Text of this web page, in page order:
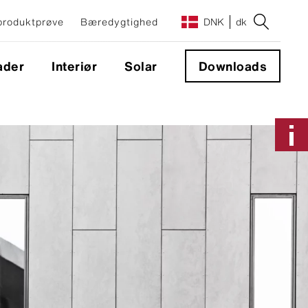
Bæredygtighed DNK dk
Montage og montagesystemer
Facadesystem
Skjult montage til facaden
Interiør Solar Downloads